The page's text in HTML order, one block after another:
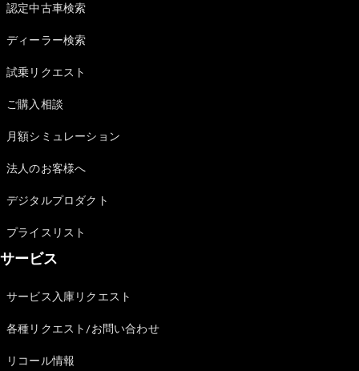
Sedan
E-Class
Sedan
S-Class
Sedan
S-Class
Sedan
Long
Maybach
試乗リクエ
スト
オンライン
ム
認定中古車検索
ディーラー検索
試乗リクエスト
ご購入相談
月額シミュレーション
法人のお客様へ
デジタルプロダクト
プライスリスト
サービス
サービス入庫リクエスト
各種リクエスト/お問い合わせ
リコール情報